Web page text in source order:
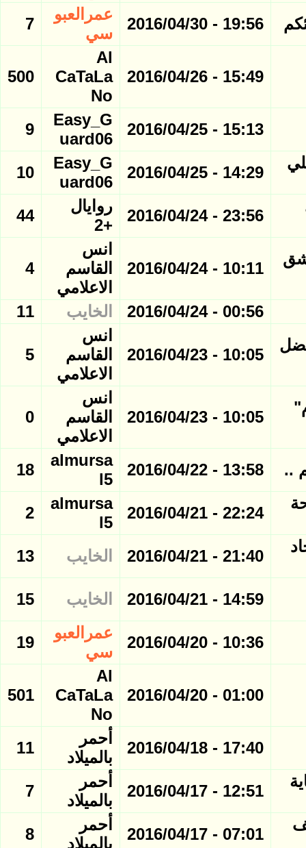
19:56 - 2016/04/30
عمرالعبو
سي
7
15:49 - 2016/04/26
Al
CaTaLa
No
500
15:13 - 2016/04/25
Easy_G
uard06
9
14:29 - 2016/04/25
Easy_G
uard06
10
23:56 - 2016/04/24
روايال
+2
44
10:11 - 2016/04/24
انس
القاسم
الاعلامي
4
00:56 - 2016/04/24 الخايب
11
10:05 - 2016/04/23
انس
القاسم
الاعلامي
5
10:05 - 2016/04/23
انس
القاسم
الاعلامي
0
13:58 - 2016/04/22
almursa
l5
18
22:24 - 2016/04/21
almursa
l5
2
21:40 - 2016/04/21 الخايب 13
14:59 - 2016/04/21 الخايب 15
10:36 - 2016/04/20
عمرالعبو
سي
19
01:00 - 2016/04/20
Al
CaTaLa
No
501
17:40 - 2016/04/18
أحمر
بالميلاد
11
12:51 - 2016/04/17
أحمر
بالميلاد
7
07:01 - 2016/04/17
أحمر
بالميلاد
8